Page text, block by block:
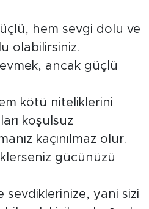
hem sevgi dolu ve
olabilirsiniz.
sevmek, ancak güçlü
kötü niteliklerini
koşulsuz
kaçınılmaz olur.
gücünüzü
sevdiklerinize, yani sizi